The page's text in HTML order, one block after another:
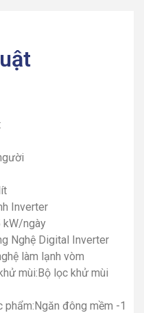
Inverter
kW/ngày
Nghệ Digital Inverter
làm lạnh vòm
mùi:Bộ lọc khử mùi
phẩm:Ngăn đông mềm -1